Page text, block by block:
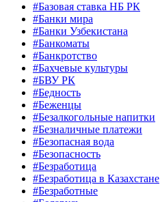
#Базовая ставка НБ РК
#Банки мира
#Банки Узбекистана
#Банкоматы
#Банкротство
#Бахчевые культуры
#БВУ РК
#Бедность
#Беженцы
#Безалкогольные напитки
#Безналичные платежи
#Безопасная вода
#Безопасность
#Безработица
#Безработица в Казахстане
#Безработные